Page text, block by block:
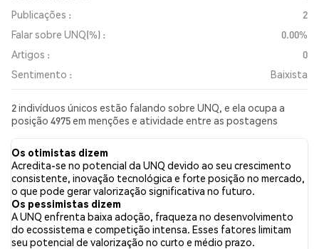
Publicações :
2
Falar sobre UNQ(%) :
0.00%
Artigos :
0
Sentimento :
Baixista
2 indivíduos únicos estão falando sobre UNQ, e ela ocupa a
posição 4975 em menções e atividade entre as postagens
UNQ em todas as redes sociais foi Baixista. Por fim, foram
publicados 0 artigos de notícias sobre UNQ. No Twitter, 50.00%
dos tweets apresentaram um sentimento otimista em
comparação com 0.00% dos tweets com sentimento pessimista
sobre UNQ. 50.00% dos tweets foram neutros em relação a
UNQ. Esses sentimentos são baseados em 2 tweets.
Os otimistas dizem
Acredita-se no potencial da UNQ devido ao seu crescimento
consistente, inovação tecnológica e forte posição no mercado,
o que pode gerar valorização significativa no futuro.
Os pessimistas dizem
A UNQ enfrenta baixa adoção, fraqueza no desenvolvimento
do ecossistema e competição intensa. Esses fatores limitam
seu potencial de valorização no curto e médio prazo.